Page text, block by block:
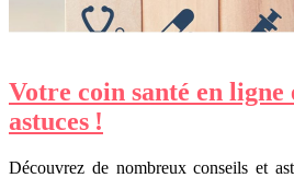
Votre coin santé en
astuces !
Découvrez de nombreux conseils et